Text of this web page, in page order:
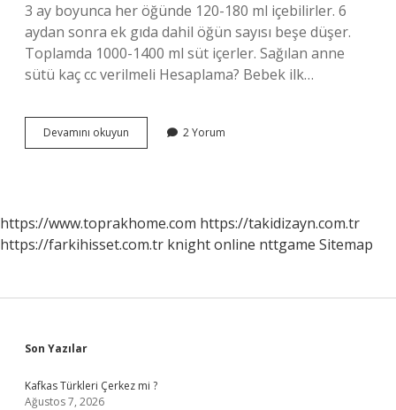
3 ay boyunca her öğünde 120-180 ml içebilirler. 6
aydan sonra ek gıda dahil öğün sayısı beşe düşer.
Toplamda 1000-1400 ml süt içerler. Sağılan anne
sütü kaç cc verilmeli Hesaplama? Bebek ilk…
Devamını okuyun
Sağımda
2 Yorum
https://www.toprakhome.com https://takidizayn.com.tr
https://farkihisset.com.tr knight online nttgame Sitemap
Sidebar
Son Yazılar
Kafkas Türkleri Çerkez mi ?
Ağustos 7, 2026